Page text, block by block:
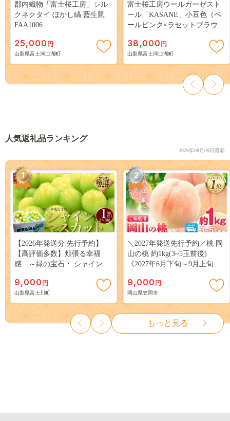
郡内織物「富士桜工房」シル
クネクタイ ぼかし縞 藍生鼠
FAA1006
25,000 円
山梨県富士河口湖町
富士桜工房ウールガーゼスト
ール「KASANE」小豆色（ペ
ールピンク×ラセットブラウ
38,000 円
山梨県富士河口湖町
人気返礼品ランキング
2026年08月09日最新
1
【2026年発送分 先行予約】
【高評価多数】頬張る幸福
感 ～緑の宝石・ シャインマ
３房） フルーツ 山梨県産 果
物 くだもの シャイン マスカ
ット ぶどう ブドウ 葡萄 大粒
種なし 先行予約 富士川町
10000円 一万円 9000円 九千円
9,000 円
山梨県富士川町
2
＼2027年発送先行予約／桃 岡
山の桃 約1kg(3~5玉前後)
《2027年6月下旬～9月上旬頃
岡山 はくとう スイーツ フル
ーツ 果物 デザート 旬 モモ も
も 先行予約 送料無料 果物 岡
山県 笠岡市 清水白桃 白鳳 白
麗 クール便---
kasaoka_zsy_419_100---
9,000 円
岡山県笠岡市
もっと見る